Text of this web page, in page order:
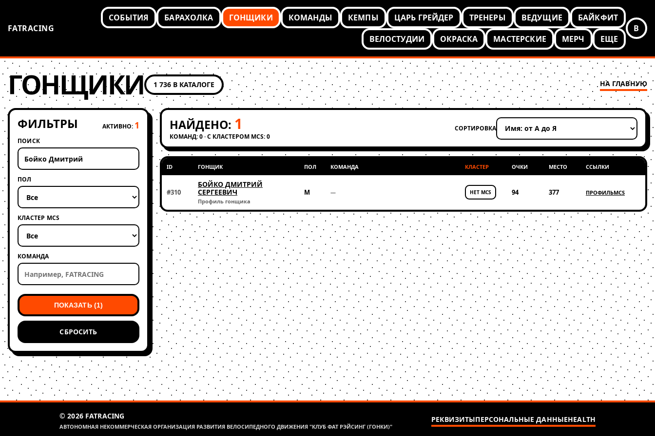
FATRACING
СОБЫТИЯ БАРАХОЛКА ГОНЩИКИ КОМАНДЫ КЕМПЫ ЦАРЬ ГРЕЙДЕР ТРЕНЕРЫ ВЕДУЩИЕ
БАЙКФИТ
ВЕЛОСТУДИИ
ОКРАСКА МАСТЕРСКИЕ МЕРЧ ЕЩЕ
В
ГОНЩИКИ 1 736 В КАТАЛОГЕ НА ГЛАВНУЮ
ФИЛЬТРЫ АКТИВНО: 1
ПОИСК
ПОЛ
КЛАСТЕР MCS
КОМАНДА
ПОКАЗАТЬ (1)
СБРОСИТЬ
НАЙДЕНО: 1
КОМАНД: 0 · С КЛАСТЕРОМ MCS: 0
СОРТИРОВКА
Применить сортировку
ID ГОНЩИК ПОЛ КОМАНДА КЛАСТЕР ОЧКИ МЕСТО ССЫЛКИ
#310
БОЙКО ДМИТРИЙ
СЕРГЕЕВИЧ
Профиль гонщика
М — НЕТ MCS 94 377 ПРОФИЛЬMCS
© 2026 FATRACING
АВТОНОМНАЯ НЕКОММЕРЧЕСКАЯ ОРГАНИЗАЦИЯ РАЗВИТИЯ ВЕЛОСИПЕДНОГО ДВИЖЕНИЯ "КЛУБ ФАТ РЭЙСИНГ (ГОНКИ)"
РЕКВИЗИТЫПЕРСОНАЛЬНЫЕ ДАННЫЕHEALTH